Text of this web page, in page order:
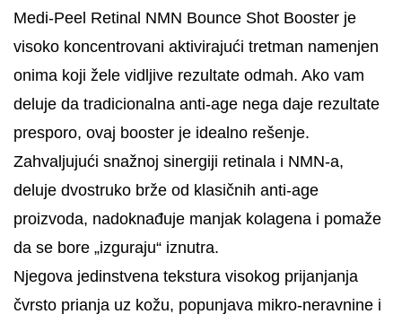
Medi-Peel Retinal NMN Bounce Shot Booster je
visoko koncentrovani aktivirajući tretman namenjen
onima koji žele vidljive rezultate odmah. Ako vam
deluje da tradicionalna anti-age nega daje rezultate
presporo, ovaj booster je idealno rešenje.
Zahvaljujući snažnoj sinergiji retinala i NMN-a,
deluje dvostruko brže od klasičnih anti-age
proizvoda, nadoknađuje manjak kolagena i pomaže
da se bore „izguraju“ iznutra.
Njegova jedinstvena tekstura visokog prijanjanja
čvrsto prianja uz kožu, popunjava mikro-neravnine i